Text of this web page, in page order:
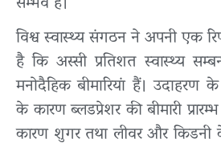
विश्व स्वास्थ्य संगठन ने अपनी एक
है कि अस्सी प्रतिशत स्वास्थ्य
मनोदैहिक बीमारियां हैं। उदाहरण
के कारण ब्लडप्रेशर की बीमारी
कारण शुगर तथा लीवर और किडनी